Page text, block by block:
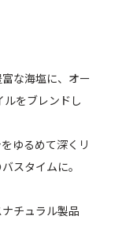
な海塩に、オー
をブレンドし
ゆるめて深くリ
スタイムに。
チュラル製品